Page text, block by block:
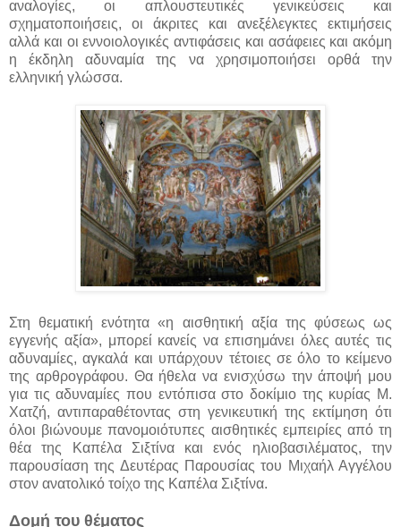
αναλογίες, οι απλουστευτικές γενικεύσεις και
σχηματοποιήσεις, οι άκριτες και ανεξέλεγκτες εκτιμήσεις
αλλά και οι εννοιολογικές αντιφάσεις και ασάφειες και ακόμη
η έκδηλη αδυναμία της να χρησιμοποιήσει ορθά την
ελληνική γλώσσα.
Στη θεματική ενότητα «η αισθητική αξία της φύσεως ως
εγγενής αξία», μπορεί κανείς να επισημάνει όλες αυτές τις
αδυναμίες, αγκαλά και υπάρχουν τέτοιες σε όλο το κείμενο
της αρθρογράφου. Θα ήθελα να ενισχύσω την άποψή μου
για τις αδυναμίες που εντόπισα στο δοκίμιο της κυρίας Μ.
Χατζή, αντιπαραθέτοντας στη γενικευτική της εκτίμηση ότι
όλοι βιώνουμε πανομοιότυπες αισθητικές εμπειρίες από τη
θέα της Καπέλα Σιξτίνα και ενός ηλιοβασιλέματος, την
παρουσίαση της Δευτέρας Παρουσίας του Μιχαήλ Αγγέλου
στον ανατολικό τοίχο της Καπέλα Σιξτίνα.
Δομή του θέματος